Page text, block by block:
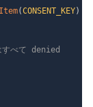
(CONSENT_KEY)
すべて denied